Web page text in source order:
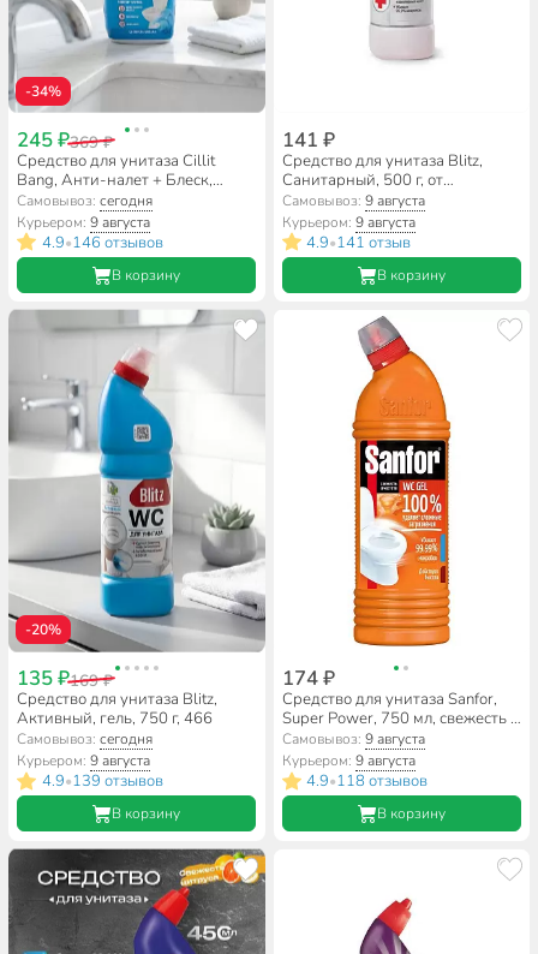
-34%
245 ₽369 ₽
Средство для унитаза Cillit
Bang, Анти-налет + Блеск,
Свежесть океана, гель, 750 мл,
дезинфицирующее, 8149771
Самовывоз:сегодня
Курьером:9 августа
4.9•146 отзывов
В корзину
141 ₽
Средство для унитаза Blitz,
Санитарный, 500 г, от
ржавчины и известкового
налета, 243
Самовывоз: 9 августа
Курьером: 9 августа
4.9•141 отзыв
В корзину
-20%
135 ₽169 ₽
Средство для унитаза Blitz,
Активный, гель, 750 г, 466
Самовывоз:сегодня
Курьером:9 августа
4.9•139 отзывов
В корзину
174 ₽
Средство для унитаза Sanfor,
Super Power, 750 мл, свежесть и
чистота за 1 минуту, 9611
Самовывоз: 9 августа
Курьером: 9 августа
4.9•118 отзывов
В корзину